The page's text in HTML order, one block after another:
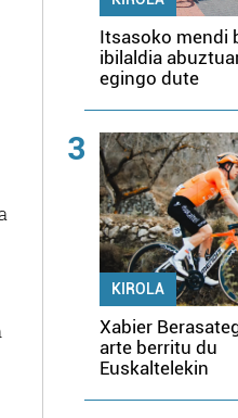
Itsasoko mendi
ibilaldia
egingo dute
3
KIROLA
Xabier
arte berritu du
Euskaltelekin